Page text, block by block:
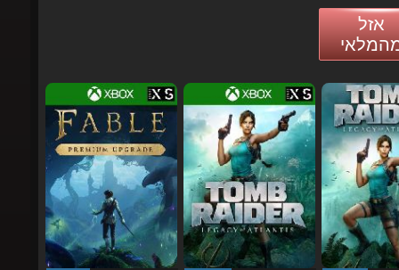
מהמלאי
-3%
₪189.16
₪183.95 -11%
₪283.75ils
₪251.36 -0%